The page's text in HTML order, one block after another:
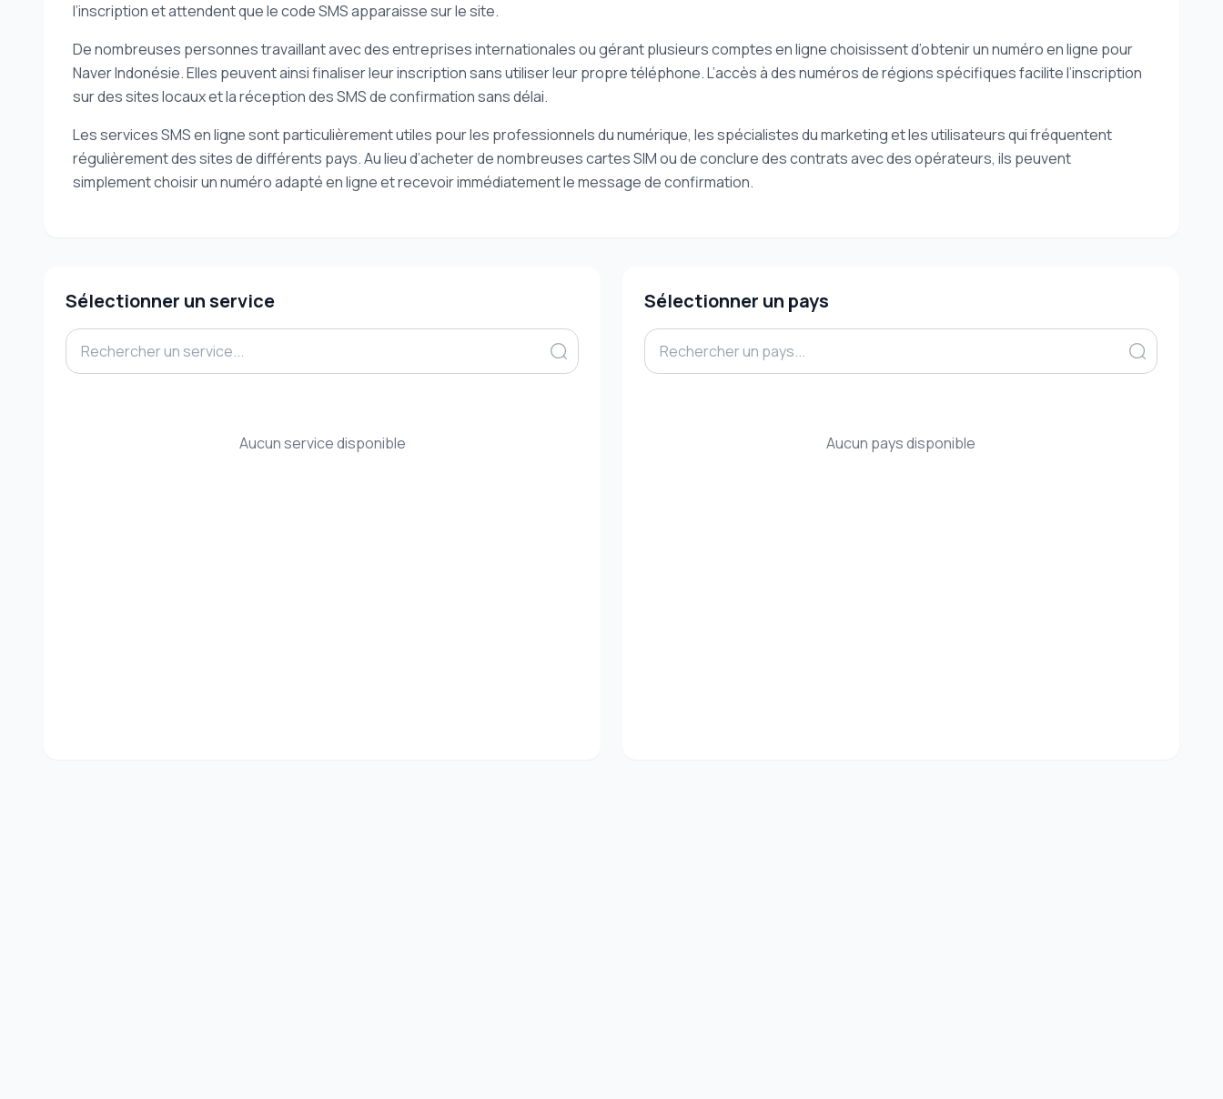
l’inscription et attendent que le code SMS apparaisse sur le site.
De nombreuses personnes travaillant avec des entreprises internationales ou gérant plusieurs comptes en ligne choisissent d’obtenir un numéro en ligne pour
Naver Indonésie. Elles peuvent ainsi finaliser leur inscription sans utiliser leur propre téléphone. L’accès à des numéros de régions spécifiques facilite l’inscription
sur des sites locaux et la réception des SMS de confirmation sans délai.
Les services SMS en ligne sont particulièrement utiles pour les professionnels du numérique, les spécialistes du marketing et les utilisateurs qui fréquentent
régulièrement des sites de différents pays. Au lieu d’acheter de nombreuses cartes SIM ou de conclure des contrats avec des opérateurs, ils peuvent
simplement choisir un numéro adapté en ligne et recevoir immédiatement le message de confirmation.
Sélectionner un service
Aucun service disponible
Sélectionner un pays
Aucun pays disponible